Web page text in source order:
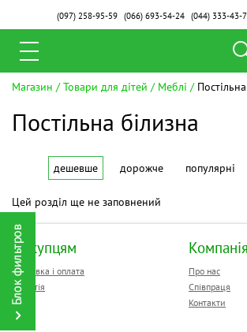
(097)258-95-59 (066)693-54-24 (044)333-43-
Магазин Товари для дітей Меблі
Постільна білизна
дешевше дорожче популярні
Цей розділ ще не заповнений
Покупцям
Доставка і оплата
Гарантія
Компанія
Про нас
Співпраця
Контакти